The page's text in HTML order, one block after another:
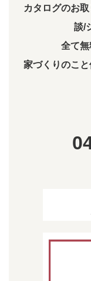
カタログのお
談/
全て無
家づくりのこ